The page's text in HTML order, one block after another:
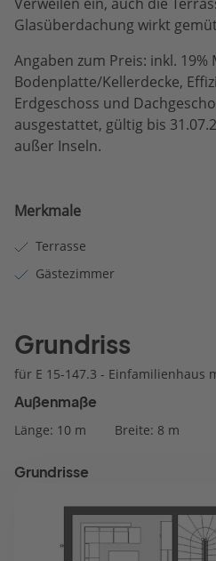
Glasüberdachung wirkt
Angaben zum Preis: inkl. 19%
Bodenplatte/Kellerdecke,
Erdgeschoss und
ausgestattet, gültig bis
außer Inseln.
Merkmale
Terrasse
Gästezimmer
Grundriss
für E 15-147.3 - Einfamilienhaus
Außenmaße
Länge: 10 m Breite: 8 m
Grundrisse